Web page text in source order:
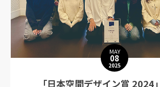
MAY
08
2025
「日本空間デザイン賞 2024